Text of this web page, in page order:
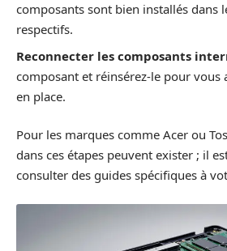
composants sont bien installés dans
respectifs.
Reconnecter les composants
composant et réinsérez-le pour vous
en place.
Pour les marques comme Acer ou
dans ces étapes peuvent exister ; il
consulter des guides spécifiques à